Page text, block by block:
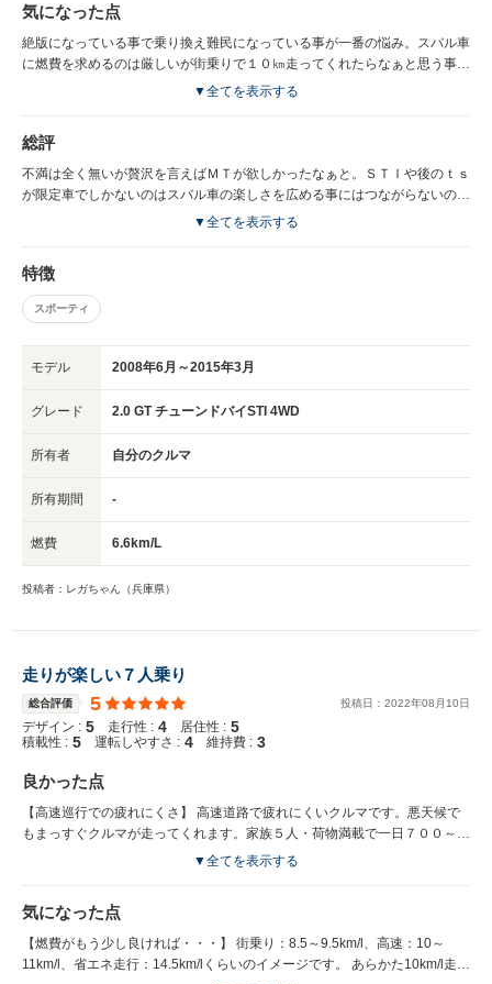
よく、踏みたくなるのを我慢しながらでないと免許が。。。^_^；
気になった点
絶版になっている事で乗り換え難民になっている事が一番の悩み。スバル車
に燃費を求めるのは厳しいが街乗りで１０㎞走ってくれたらなぁと思う事は
あるかな。ターボ車のハイオクなので、ガソリン入れると１万円コースなの
設定があったら良かったのになぁと。
▼全てを表示する
総評
不満は全く無いが贅沢を言えばＭＴが欲しかったなぁと。ＳＴＩや後のｔｓ
が限定車でしかないのはスバル車の楽しさを広める事にはつながらないの
で、残念だなぁと。一番は絶版になった事が残念で乗り換え難民になってし
▼全てを表示する
特徴
スポーティ
モデル 2008年6月～2015年3月
グレード 2.0 GT チューンドバイSTI 4WD
所有者 自分のクルマ
所有期間 -
燃費 6.6km/L
投稿者：レガちゃん（兵庫県）
走りが楽しい７人乗り
総合評価 5 投稿日： 2022年08 月 10日
デザイン : 5 走行性 : 4 居住性 : 5
積載性 : 5 運転しやすさ : 4 維持費 : 3
良かった点
【高速巡行での疲れにくさ】 高速道路で疲れにくいクルマです。悪天候で
もまっすぐクルマが走ってくれます。家族５人・荷物満載で一日７００～８
００km走ったことがありましたが、楽に走れました。ガラスルーフも気持
書棚・ベッド・自転車・スクーターなどを載せましたが、外観からは想像で
きないほど入ります。
▼全てを表示する
気になった点
【燃費がもう少し良ければ・・・】 街乗り：8.5～9.5km/l、高速：10～
11km/l、省エネ走行：14.5km/lくらいのイメージです。 あらかた10km/l走れ